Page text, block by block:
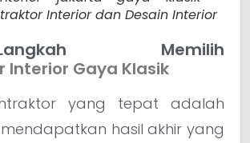
Interior dan Desain Interior
Langkah Memilih
Interior Gaya Klasik
yang tepat adalah
hasil akhir yang